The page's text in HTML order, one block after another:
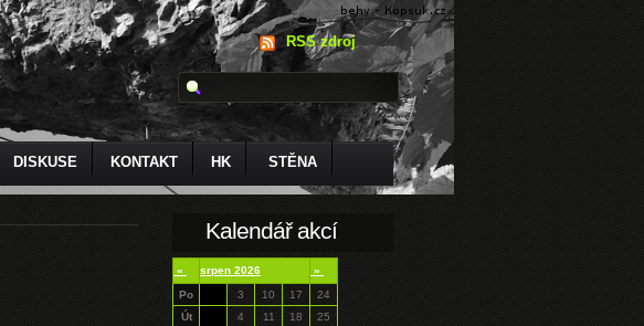
RSS zdroj
DISKUSE KONTAKT HK STĚNA
Kalendář akcí
« srpen 2026
»
Po
3 10 17
24
Út
4 11 18
25